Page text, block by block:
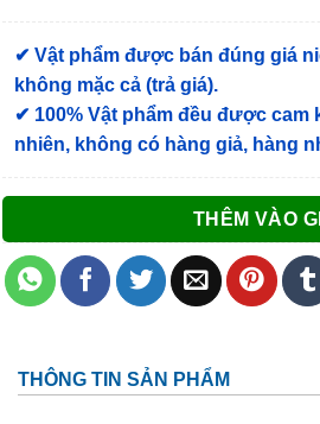
✔ Vật phẩm được bán đúng giá
không mặc cả (trả giá).
✔ 100% Vật phẩm đều được cam
nhiên, không có hàng giả, hàng
THÊM VÀO
THÔNG TIN SẢN PHẨM